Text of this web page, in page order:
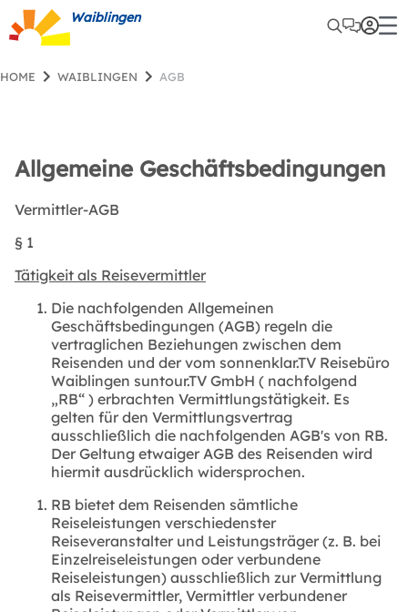
Waiblingen
HOME WAIBLINGEN AGB
Allgemeine Geschäftsbedingungen
Vermittler-AGB
§ 1
Tätigkeit als Reisevermittler
Die nachfolgenden Allgemeinen
Geschäftsbedingungen (AGB) regeln die
vertraglichen Beziehungen zwischen dem
Reisenden und der vom sonnenklar.TV Reisebüro
Waiblingen suntour.TV GmbH ( nachfolgend
„RB“ ) erbrachten Vermittlungstätigkeit. Es
gelten für den Vermittlungsvertrag
ausschließlich die nachfolgenden AGB's von RB.
Der Geltung etwaiger AGB des Reisenden wird
hiermit ausdrücklich widersprochen.
RB bietet dem Reisenden sämtliche
Reiseleistungen verschiedenster
Reiseveranstalter und Leistungsträger (z. B. bei
Einzelreiseleistungen oder verbundene
Reiseleistungen) ausschließlich zur Vermittlung
als Reisevermittler, Vermittler verbundener